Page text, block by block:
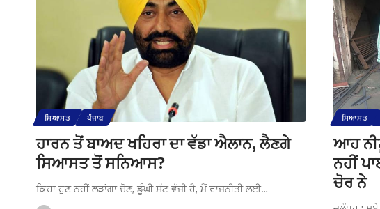
ਸਿਆਸਤ ਪੰਜਾਬ
ਹਾਰਨ ਤੋਂ ਬਾਅਦ ਖਹਿਰਾ ਦਾ ਵੱਡਾ ਐਲਾਨ, ਲੈਣਗੇ
ਸਿਆਸਤ ਤੋਂ ਸਨਿਆਸ?
ਕਿਹਾ ਹੁਣ ਨਹੀਂ ਲੜਾਂਗਾ ਚੋਣ, ਡੂੰਘੀ ਸੱਟ ਵੱਜੀ ਹੈ, ਮੈਂ ਰਾਜਨੀਤੀ ਲਈ…
ਸਿਆਸਤ
ਆਹ
ਨਹੀਂ
ਚੋਰ ਨੇ